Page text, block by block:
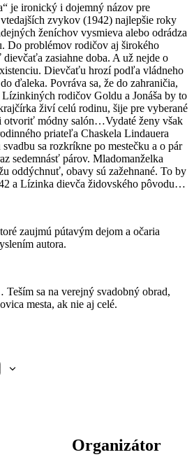
je ironický i dojemný názov pre
zvykov (1942) najlepšie roky
ženíchov vysmieva alebo odrádza
Do problémov rodičov aj širokého
zasiahne doba. A už nejde o
Dievčaťu hrozí podľa vládneho
ďaleka. Povráva sa, že do zahraničia,
rodičov Goldu a Jonáša by to
živí celú rodinu, šije pre vyberané
otvoriť módny salón…Vydaté ženy však
priateľa Chaskela Lindauera
sa rozkríkne po mestečku a o pár
sedemnásť párov. Mladomanželka
oddýchnuť, obavy sú zažehnané. To by
a Lízinka dievča židovského pôvodu…
zaujmú pútavým dejom a očaria
autora.
sa na verejný svadobný obrad,
mesta, ak nie aj celé.
Organizátor